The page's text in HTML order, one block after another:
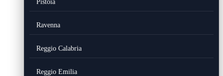
Pistoia
Ravenna
Reggio Calabria
Reggio Emilia